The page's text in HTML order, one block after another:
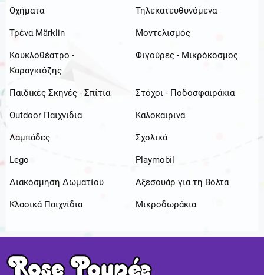
Οχήματα Τηλεκατευθυνόμενα
Τρένα Märklin Μοντελισμός
Κουκλοθέατρο -
Καραγκιόζης
Φιγούρες - Μικρόκοσμος
Παιδικές Σκηνές - Σπίτια Στόχοι - Ποδοσφαιράκια
Outdoor Παιχνιδια Καλοκαιρινά
Λαμπάδες Σχολικά
Lego Playmobil
Διακόσμηση Δωματίου Αξεσουάρ για τη Βόλτα
Κλασικά Παιχνίδια Μικροδωράκια